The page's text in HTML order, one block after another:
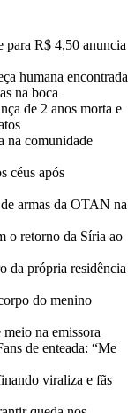
para R$ 4,50 anuncia
humana encontrada
na boca
de 2 anos morta e
na comunidade
céus após
armas da OTAN na
o retorno da Síria ao
da própria residência
do menino
na emissora
de enteada: “Me
viraliza e fãs